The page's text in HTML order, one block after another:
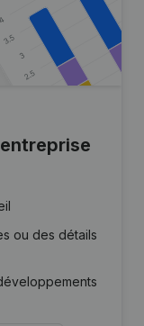
ou des détails